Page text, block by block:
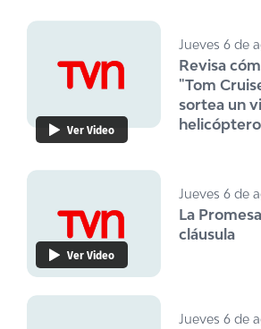
Ver Video
Jueves 6 de
Revisa
"Tom
sortea un
helicóptero
Ver Video
Jueves 6 de
La
cláusula
Jueves 6 de